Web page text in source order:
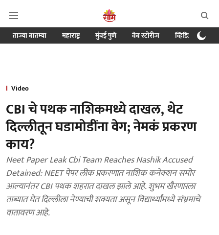
ताज्या बातम्या महाराष्ट्र मुंबई पुणे वेब स्टोरीज व्हिडिओ
Video
CBI चे पथक नाशिकमध्ये दाखल, थेट
दिल्लीतून घडामोडींना वेग; नेमकं प्रकरण
काय?
Neet Paper Leak Cbi Team Reaches Nashik Accused
Detained: NEET पेपर लीक प्रकरणात नाशिक कनेक्शन समोर
आल्यानंतर CBI पथक शहरात दाखल झाले आहे. शुभम खैरणारला
ताब्यात घेत दिल्लीला नेण्याची शक्यता असून विद्यार्थ्यांमध्ये संभ्रमाचे
वातावरण आहे.